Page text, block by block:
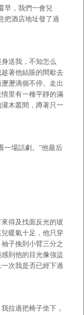
早，我們一會兒
把酒店地址發了過
送我，不知怎么
著他結賬的間歇去
瀝滴個不停。走出
里有一種平靜的滿
木叢間，蹲著只一
一場話劇。”他最后
得及找面反光的玻
暖氣十足，他只穿
子挽到小臂三分之
到他的目光像強盜
次我是否已經下過
拉過把椅子坐下，